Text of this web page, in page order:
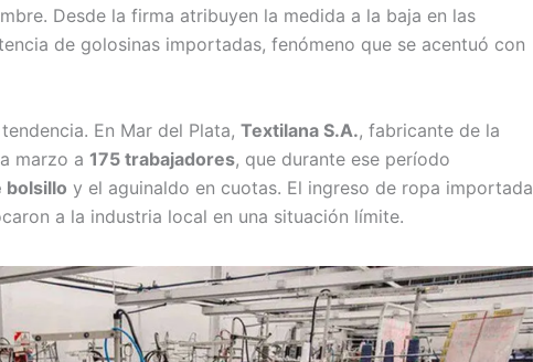
Desde la firma atribuyen la medida a la baja en las
de golosinas importadas, fenómeno que se acentuó con
En Mar del Plata, Textilana S.A., fabricante de la
marzo a 175 trabajadores, que durante ese período
bolsillo y el aguinaldo en cuotas. El ingreso de ropa importada
a la industria local en una situación límite.